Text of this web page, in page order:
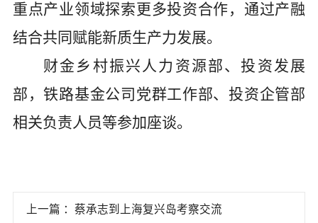
重点产业领域探索更多投资合作，通过产融
结合共同赋能新质生产力发展。
财金乡村振兴人力资源部、投资发展
部，铁路基金公司党群工作部、投资企管部
相关负责人员等参加座谈。
上一篇 ：蔡承志到上海复兴岛考察交流